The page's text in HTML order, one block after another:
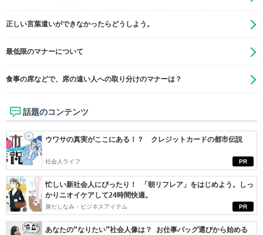
正しい言葉遣いができなかったらどうしよう。
最低限のマナーについて
食事の席などで、席の遠い人への取り分けのマナーは？
話題のコンテンツ
PR
ウワサの真実がここにある！？ クレジットカードの都市伝説
社会人ライフ
PR
忙しい新社会人にぴったり！ 「朝リフレア」をはじめよう。しっ
かりニオイケアして24時間快適。
身だしなみ・ビジネスアイテム
あなたの“なりたい”社会人像は？ お仕事バッグ選びから始める